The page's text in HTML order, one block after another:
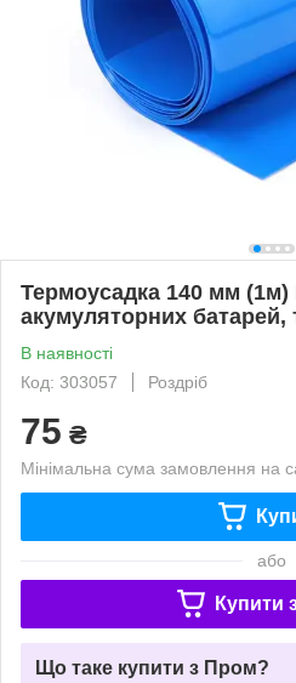
Термоусадка 140 мм (1м)
акумуляторних батарей,
В наявності
Код: 303057
Роздріб
75 ₴
Мінімальна сума замовлення на
або
Купити
Що таке купити з Пром?